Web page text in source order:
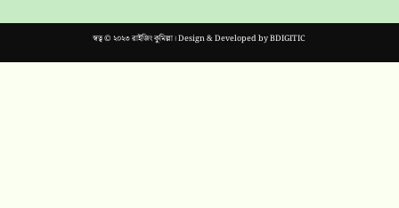
স্বত্ব © ২০২৩ রাইজিং কুমিল্লা। Design & Developed byBDIGITIC